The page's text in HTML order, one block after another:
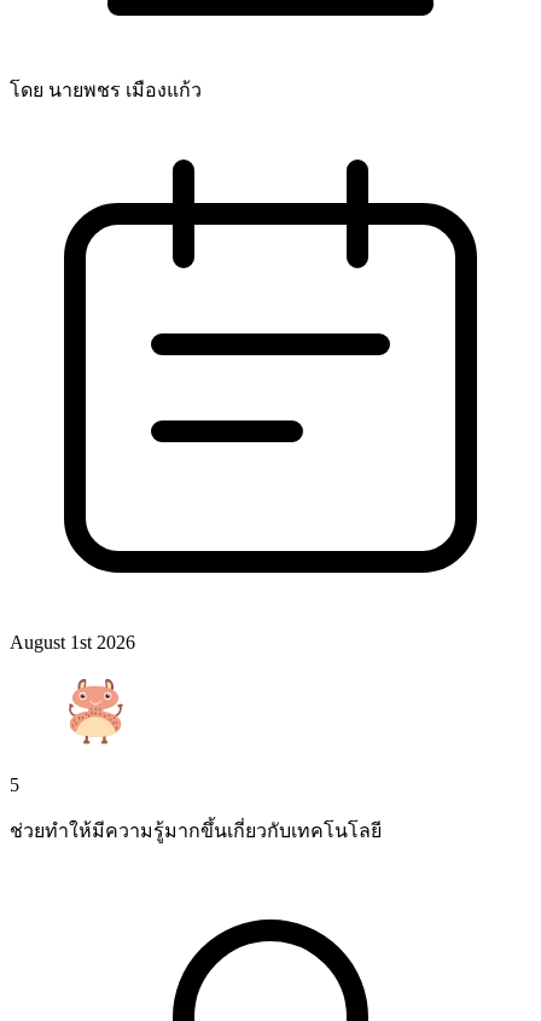
โดย นายพชร เมืองแก้ว
August 1st 2026
5
ช่วยทำให้มีความรู้มากขึ้นเกี่ยวกับเทคโนโลยี